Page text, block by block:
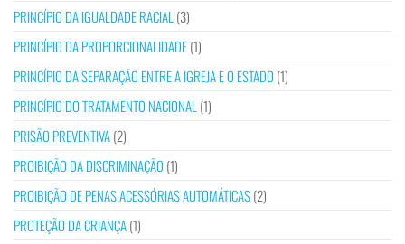
PRINCÍPIO DA IGUALDADE RACIAL (3)
PRINCÍPIO DA PROPORCIONALIDADE(1)
PRINCÍPIO DA SEPARAÇÃO ENTRE A IGREJA E O ESTADO (1)
PRINCÍPIO DO TRATAMENTO NACIONAL (1)
PRISÃO PREVENTIVA(2)
PROIBIÇÃO DA DISCRIMINAÇÃO (1)
PROIBIÇÃO DE PENAS ACESSÓRIAS AUTOMÁTICAS(2)
PROTEÇÃO DA CRIANÇA(1)